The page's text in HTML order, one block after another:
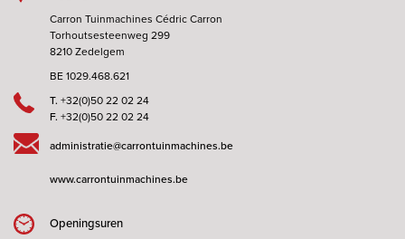
Carron Tuinmachines Cédric Carron
Torhoutsesteenweg 299
8210 Zedelgem
BE 1029.468.621
T. +32(0)50 22 02 24
F. +32(0)50 22 02 24
administratie@carrontuinmachines.be
www.carrontuinmachines.be
Openingsuren